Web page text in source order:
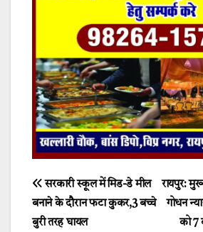
Post
navigation
रायपुर:
गोधन
को 7
सरकारी स्कूल में मिड-डे मील
बनाने के दौरान फटा कुकर,3 बच्चे
बुरी तरह घायल